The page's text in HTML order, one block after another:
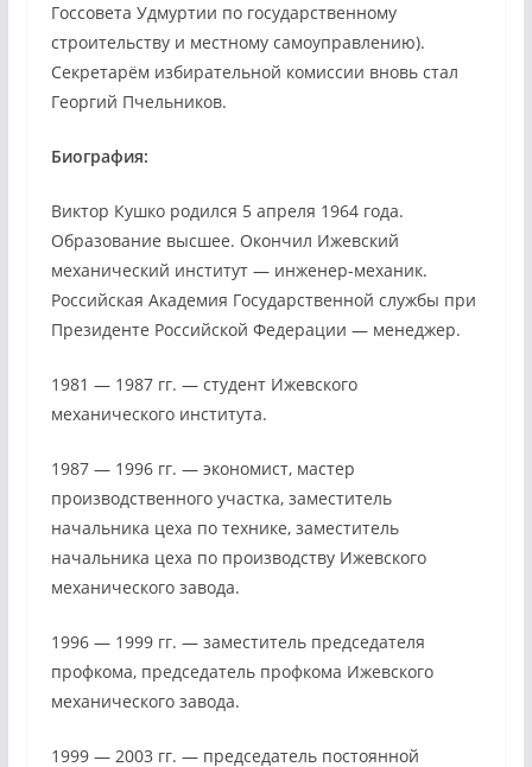
Госсовета Удмуртии по государственному
строительству и местному самоуправлению).
Секретарём избирательной комиссии вновь стал
Георгий Пчельников.
Биография:
Виктор Кушко родился 5 апреля 1964 года.
Образование высшее. Окончил Ижевский
механический институт — инженер-механик.
Российская Академия Государственной службы при
Президенте Российской Федерации — менеджер.
1981 — 1987 гг. — студент Ижевского
механического института.
1987 — 1996 гг. — экономист, мастер
производственного участка, заместитель
начальника цеха по технике, заместитель
начальника цеха по производству Ижевского
механического завода.
1996 — 1999 гг. — заместитель председателя
профкома, председатель профкома Ижевского
механического завода.
1999 — 2003 гг. — председатель постоянной